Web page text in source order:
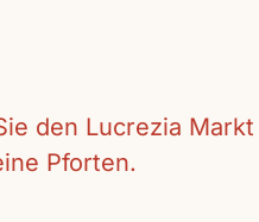
den Lucrezia
Pforten.